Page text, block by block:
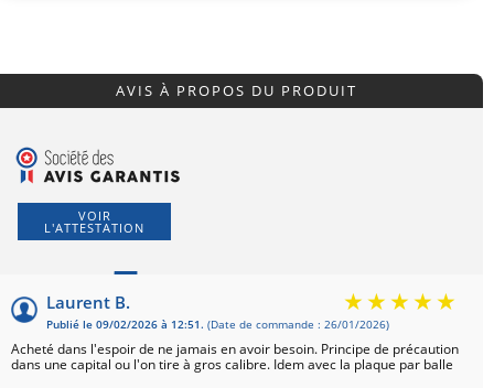
AVIS À PROPOS DU PRODUIT
VOIR
L'ATTESTATION
5
Laurent B.
Publié le 09/02/2026 à 12:51. (Date de commande : 26/01/2026)
Acheté dans l'espoir de ne jamais en avoir besoin. Principe de précaution
dans une capital ou l'on tire à gros calibre. Idem avec la plaque par balle